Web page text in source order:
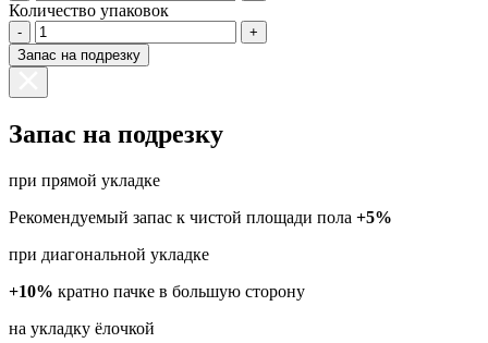
Количество упаковок
-
+
Запас на подрезку
Запас на подрезку
при прямой укладке
Рекомендуемый запас к чистой площади пола +5%
при диагональной укладке
+10% кратно пачке в большую сторону
на укладку ёлочкой